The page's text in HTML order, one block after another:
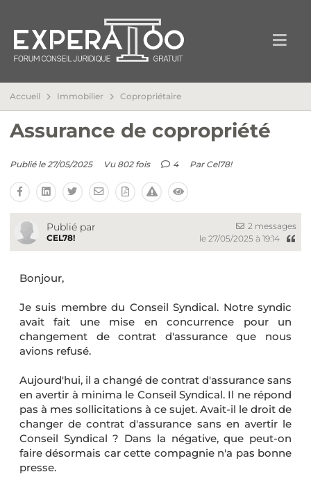
Accueil Immobilier Copropriétaire
Assurance de copropriété
Publié le 27/05/2025 Vu 802 fois 4 Par Cel78!
Publié par
CEL78!
2 messages
le 27/05/2025 à 19:14
Bonjour,
Je suis membre du Conseil Syndical. Notre syndic
avait fait une mise en concurrence pour un
changement de contrat d'assurance que nous
avions refusé.
Aujourd'hui, il a changé de contrat d'assurance sans
en avertir à minima le Conseil Syndical. Il ne répond
pas à mes sollicitations à ce sujet. Avait-il le droit de
changer de contrat d'assurance sans en avertir le
Conseil Syndical ? Dans la négative, que peut-on
faire désormais car cette compagnie n'a pas bonne
presse.